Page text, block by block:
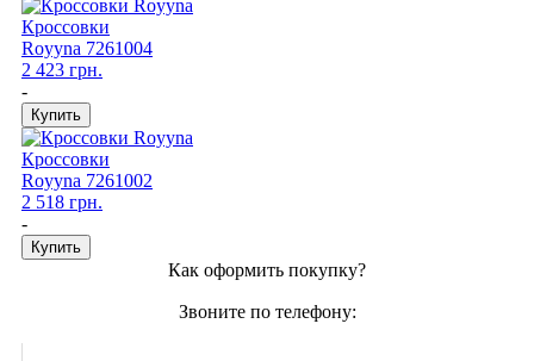
Кроссовки
Royyna 7261004
2 423 грн.
-
Кроссовки
Royyna 7261002
2 518 грн.
-
Как оформить покупку?
Звоните по телефону: